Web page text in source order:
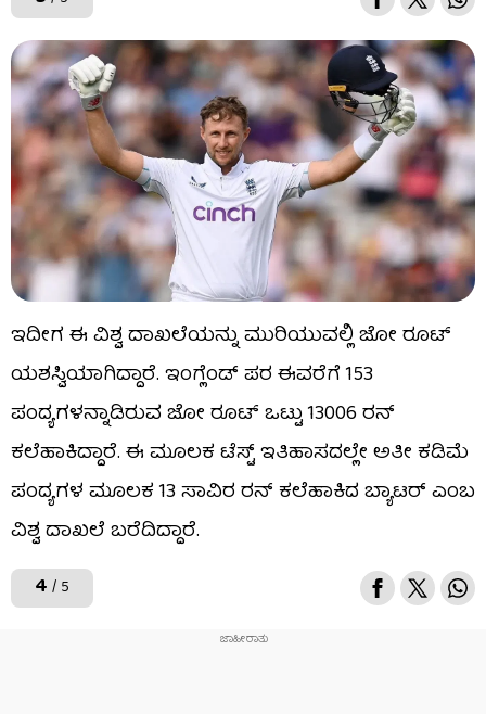
ಇದೀಗ ಈ ವಿಶ್ವ ದಾಖಲೆಯನ್ನು ಮುರಿಯುವಲ್ಲಿ ಜೋ ರೂಟ್
ಯಶಸ್ವಿಯಾಗಿದ್ದಾರೆ. ಇಂಗ್ಲೆಂಡ್ ಪರ ಈವರೆಗೆ 153
ಪಂದ್ಯಗಳನ್ನಾಡಿರುವ ಜೋ ರೂಟ್ ಒಟ್ಟು 13006 ರನ್​
ಕಲೆಹಾಕಿದ್ದಾರೆ. ಈ ಮೂಲಕ ಟೆಸ್ಟ್​ ಇತಿಹಾಸದಲ್ಲೇ ಅತೀ ಕಡಿಮೆ
ಪಂದ್ಯಗಳ ಮೂಲಕ 13 ಸಾವಿರ ರನ್ ಕಲೆಹಾಕಿದ ಬ್ಯಾಟರ್ ಎಂಬ
ವಿಶ್ವ ದಾಖಲೆ ಬರೆದಿದ್ದಾರೆ.
4 / 5